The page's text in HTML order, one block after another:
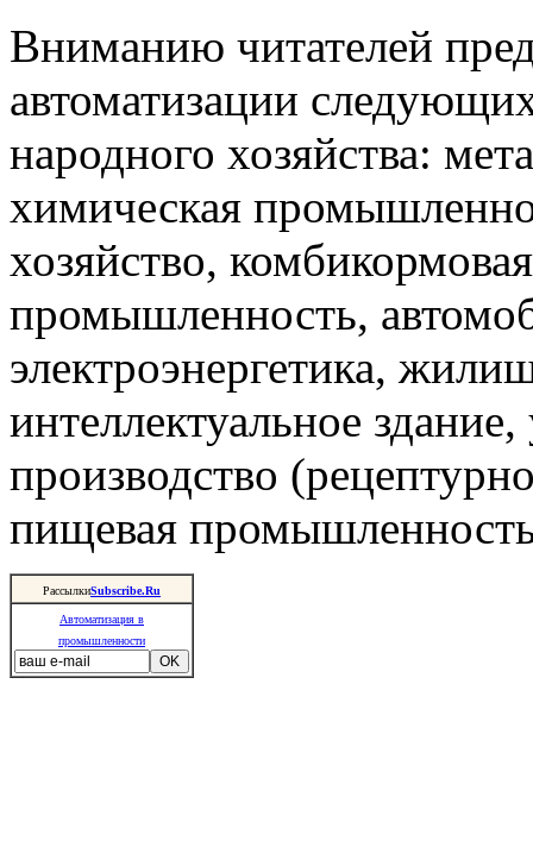
Вниманию читателей
автоматизации
народного хозяйства:
химическая
хозяйство,
промышленность,
электроэнергетика,
интеллектуальное
производство
пищевая
РассылкиSubscribe.Ru
Автоматизация в
промышленности